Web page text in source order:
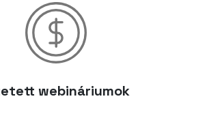
webináriumok